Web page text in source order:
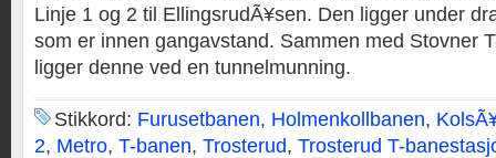
Linje 1 og 2 til EllingsrudÃ¥sen. Den ligger under
som er innen gangavstand. Sammen med Stovner
ligger denne ved en tunnelmunning.
Stikkord: Furusetbanen, Holmenkollbanen,
2, Metro, T-banen, Trosterud, Trosterud T-